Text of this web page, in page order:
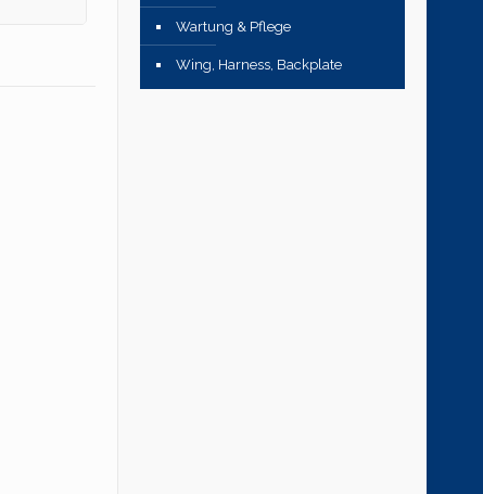
Wartung & Pflege
Wing, Harness, Backplate